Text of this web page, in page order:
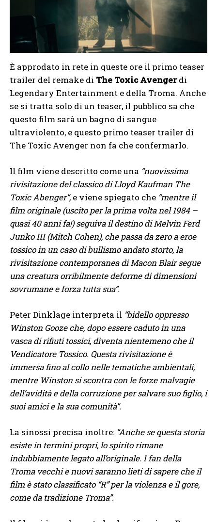
È approdato in rete in queste ore il primo teaser
trailer del remake di The Toxic Avengerdi
Legendary Entertainment e della Troma. Anche
se si tratta solo di un teaser, il pubblico sa che
questo film sarà un bagno di sangue
ultraviolento, e questo primo teaser trailer di
The Toxic Avenger non fa che confermarlo.
Il film viene descritto come una “nuovissima
rivisitazione del classico di Lloyd Kaufman The
Toxic Abenger”, e viene spiegato che “mentre il
film originale (uscito per la prima volta nel 1984 –
quasi 40 anni fa!) seguiva il destino di Melvin Ferd
Junko III (Mitch Cohen), che passa da zero a eroe
tossico in un caso di bullismo andato storto, la
rivisitazione contemporanea di Macon Blair segue
una creatura orribilmente deforme di dimensioni
sovrumane e forza tutta sua”.
Peter Dinklage interpreta il “bidello oppresso
Winston Gooze che, dopo essere caduto in una
vasca di rifiuti tossici, diventa nientemeno che il
Vendicatore Tossico. Questa rivisitazione è
immersa fino al collo nelle tematiche ambientali,
mentre Winston si scontra con le forze malvagie
dell’avidità e della corruzione per salvare suo figlio, i
suoi amici e la sua comunità”.
La sinossi precisa inoltre: “Anche se questa storia
esiste in termini propri, lo spirito rimane
indubbiamente legato all’originale. I fan della
Troma vecchi e nuovi saranno lieti di sapere che il
film è stato classificato “R” per la violenza e il gore,
come da tradizione Troma”.